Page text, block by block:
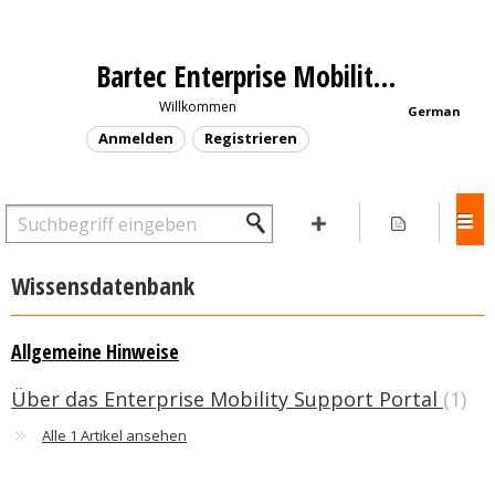
Bartec Enterprise Mobility - Support Portal
German
Willkommen
Anmelden Registrieren
Wissensdatenbank
Allgemeine Hinweise
Über das Enterprise Mobility Support Portal 1
Alle 1 Artikel ansehen